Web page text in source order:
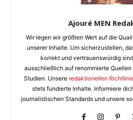
Ajouré MEN
Wir legen wir größten Wert auf die
unserer Inhalte. Um sicherzustellen,
korrekt und vertrauenswürdig
ausschließlich auf renommierte
Studien. Unsere redaktionellen
stets fundierte Inhalte. Informiere
journalistischen Standards und unsere